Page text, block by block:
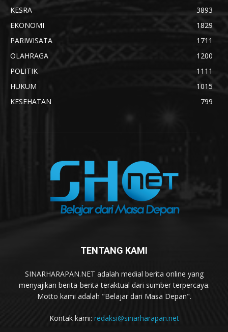
KESRA
3893
EKONOMI
1829
PARIWISATA
1711
OLAHRAGA
1200
POLITIK
1111
HUKUM
1015
KESEHATAN
799
TENTANG KAMI
SINARHARAPAN.NET adalah medial berita online yang
menyajikan berita-berita teraktual dari sumber terpercaya.
Motto kami adalah "Belajar dari Masa Depan".
Kontak kami: redaksi@sinarharapan.net